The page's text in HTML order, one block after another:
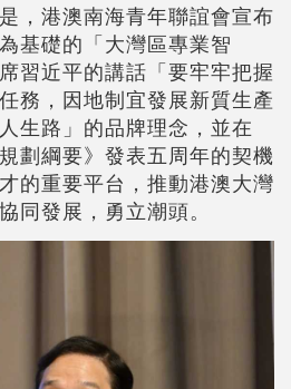
，港澳南海青年聯誼會宣布
基礎的「大灣區專業智
習近平的講話「要牢牢把握
務，因地制宜發展新質生產
生路」的品牌理念，並在
劃綱要》發表五周年的契機
的重要平台，推動港澳大灣
同發展，勇立潮頭。